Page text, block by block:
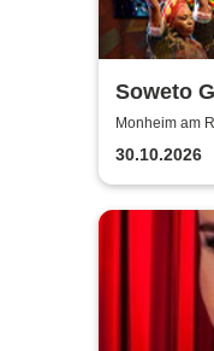
Soweto
(Zulu:
Monheim am
30.10.2026